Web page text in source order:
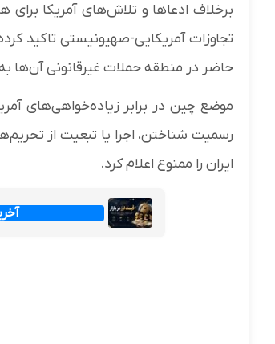
برخلاف ادعاها و تلاش‌های آمریکا
تجاوزات آمریکایی-صهیونیستی تاکید
حاضر در منطقه حملات غیرقانونی آن‌ها
موضع چین در برابر زیاده‌خواهی‌های
ایران را ممنوع اعلام کرد.